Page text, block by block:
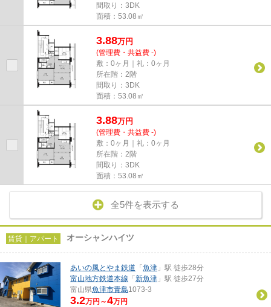
間取り：3DK
面積：53.08㎡
3.88万円
(管理費・共益費 -)
敷：0ヶ月｜礼：0ヶ月
所在階：2階
間取り：3DK
面積：53.08㎡
3.88万円
(管理費・共益費 -)
敷：0ヶ月｜礼：0ヶ月
所在階：2階
間取り：3DK
面積：53.08㎡
全5件を表示する
賃貸｜アパート オーシャンハイツ
あいの風とやま鉄道 「 魚津 」駅 徒歩28分
富山地方鉄道本線 「 新魚津 」駅 徒歩27分
富山県魚津市青島1073-3
3.2万円～4万円